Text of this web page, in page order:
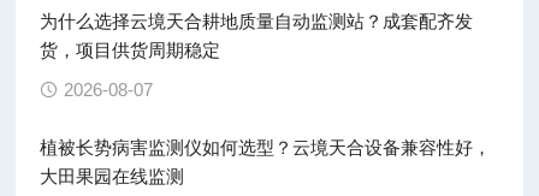
为什么选择云境天合耕地质量自动监测站？成套配齐发
货，项目供货周期稳定
2026-08-07
植被长势病害监测仪如何选型？云境天合设备兼容性好，
大田果园在线监测